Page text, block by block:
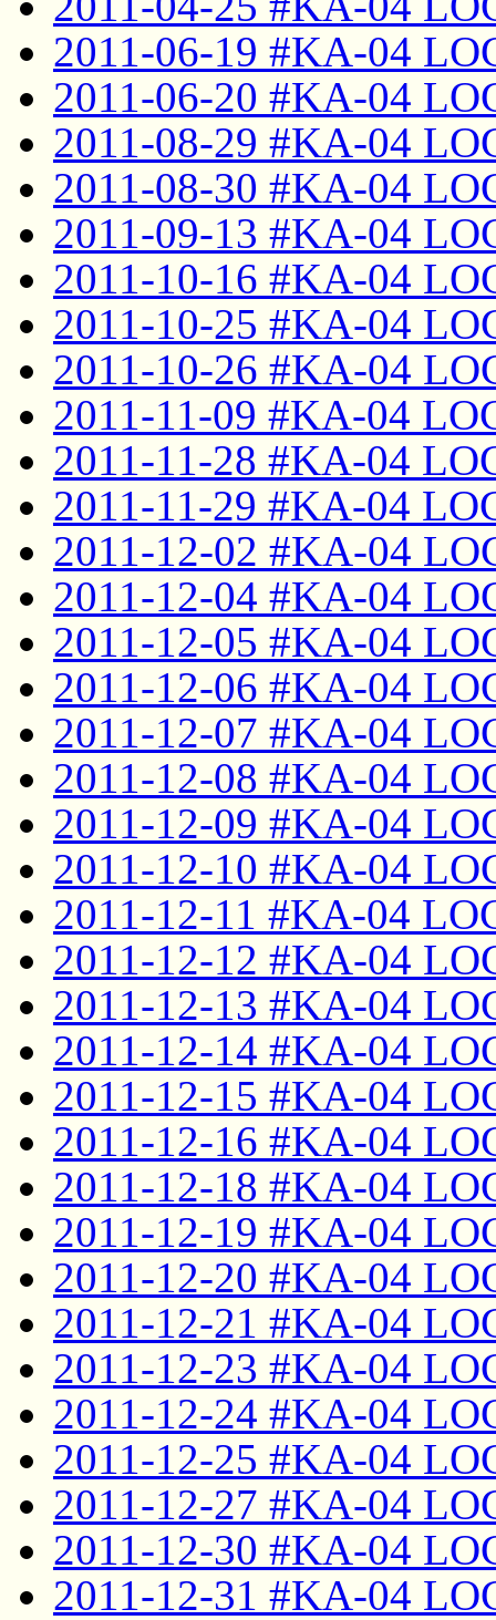
2011-06-19 #KA-04
2011-06-20 #KA-04
2011-08-29 #KA-04
2011-08-30 #KA-04
2011-09-13 #KA-04
2011-10-16 #KA-04
2011-10-25 #KA-04
2011-10-26 #KA-04
2011-11-09 #KA-04
2011-11-28 #KA-04
2011-11-29 #KA-04
2011-12-02 #KA-04
2011-12-04 #KA-04
2011-12-05 #KA-04
2011-12-06 #KA-04
2011-12-07 #KA-04
2011-12-08 #KA-04
2011-12-09 #KA-04
2011-12-10 #KA-04
2011-12-11 #KA-04
2011-12-12 #KA-04
2011-12-13 #KA-04
2011-12-14 #KA-04
2011-12-15 #KA-04
2011-12-16 #KA-04
2011-12-18 #KA-04
2011-12-19 #KA-04
2011-12-20 #KA-04
2011-12-21 #KA-04
2011-12-23 #KA-04
2011-12-24 #KA-04
2011-12-25 #KA-04
2011-12-27 #KA-04
2011-12-30 #KA-04
2011-12-31 #KA-04